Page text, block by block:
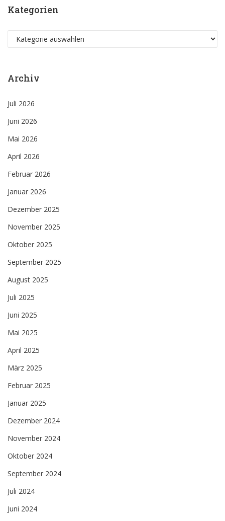
Kategorien
Kategorien
Archiv
Juli 2026
Juni 2026
Mai 2026
April 2026
Februar 2026
Januar 2026
Dezember 2025
November 2025
Oktober 2025
September 2025
August 2025
Juli 2025
Juni 2025
Mai 2025
April 2025
März 2025
Februar 2025
Januar 2025
Dezember 2024
November 2024
Oktober 2024
September 2024
Juli 2024
Juni 2024